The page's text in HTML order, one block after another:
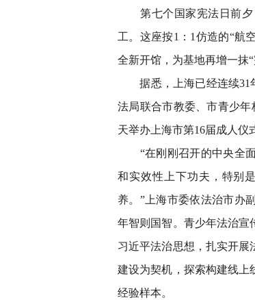
第七个国家宪法日前夕
工。这座按1：1仿造的“航
全新开馆，为基地再增一抹“
据悉，上海已经连续31年
法局联合市教委、市青少
天举办上海市第16届成人仪
“在刚刚召开的中央全面
和实效性上下功夫，特别
养。”上海市委依法治市办
年智则国智。青少年法治宣
习近平法治思想，扎实开
建设为契机，探索构建线上
经验样本。